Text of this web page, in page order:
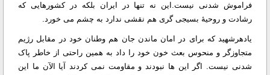
فراموش شدنی نیست.این نه تنها در ایران بلکه در کشورهایی که
رشادت و روحیۀ بسیجی گری هم نقشی ندارد به چشم می خورد.
یادهرشهید که برای در امان ماندن جان هم وطنان خود در مقابل رژیم
متجاوزگر و منحوس بعث خون خود را داد به همین راحتی از خاطر پاک
شدنی نیست. اگر این ها نبودند و مقاومت نمی کردند آیا الآن ما این